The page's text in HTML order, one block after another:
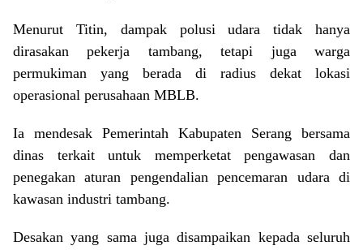
Menurut Titin, dampak polusi udara tidak hanya
dirasakan pekerja tambang, tetapi juga warga
permukiman yang berada di radius dekat lokasi
operasional perusahaan MBLB.
Ia mendesak Pemerintah Kabupaten Serang bersama
dinas terkait untuk memperketat pengawasan dan
penegakan aturan pengendalian pencemaran udara di
kawasan industri tambang.
Desakan yang sama juga disampaikan kepada seluruh